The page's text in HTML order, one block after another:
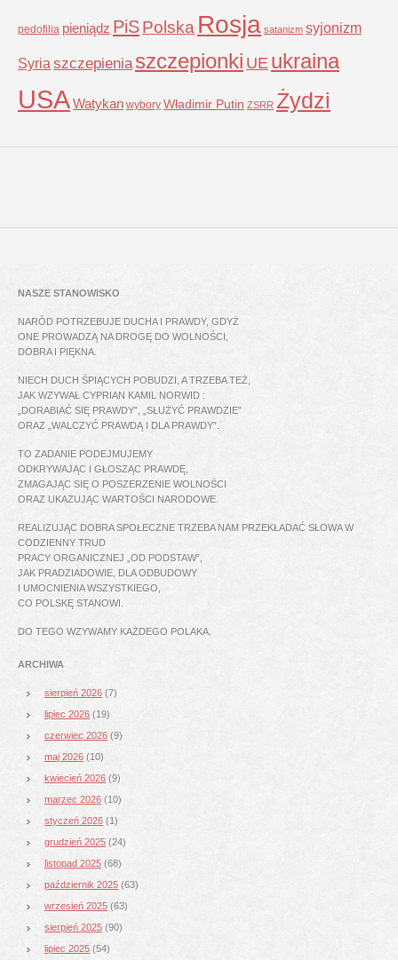
pedofilia pieniądz PiSPolska Rosja satanizm syjonizm
Syria szczepienia szczepionki UE ukraina
USAWatykan wybory Władimir Putin ZSRR Żydzi
NASZE STANOWISKO
NARÓD POTRZEBUJE DUCHA I PRAWDY, GDYŻ
ONE PROWADZĄ NA DROGĘ DO WOLNOŚCI,
DOBRA I PIĘKNA.
NIECH DUCH ŚPIĄCYCH POBUDZI, A TRZEBA TEŻ,
JAK WZYWAŁ CYPRIAN KAMIL NORWID :
„DORABIAĆ SIĘ PRAWDY”, „SŁUŻYĆ PRAWDZIE”
ORAZ „WALCZYĆ PRAWDĄ I DLA PRAWDY”.
TO ZADANIE PODEJMUJEMY
ODKRYWAJĄC I GŁOSZĄC PRAWDĘ,
ZMAGAJĄC SIĘ O POSZERZENIE WOLNOŚCI
ORAZ UKAZUJĄC WARTOŚCI NARODOWE.
REALIZUJĄC DOBRA SPOŁECZNE TRZEBA NAM PRZEKŁADAĆ SŁOWA W
CODZIENNY TRUD
PRACY ORGANICZNEJ „OD PODSTAW”,
JAK PRADZIADOWIE, DLA ODBUDOWY
I UMOCNIENIA WSZYSTKIEGO,
CO POLSKĘ STANOWI.
DO TEGO WZYWAMY KAŻDEGO POLAKA.
ARCHIWA
sierpień 2026 (7)
lipiec 2026 (19)
czerwiec 2026 (9)
maj 2026 (10)
kwiecień 2026 (9)
marzec 2026 (10)
styczeń 2026 (1)
grudzień 2025 (24)
listopad 2025 (68)
październik 2025 (63)
wrzesień 2025 (63)
sierpień 2025 (90)
lipiec 2025 (54)